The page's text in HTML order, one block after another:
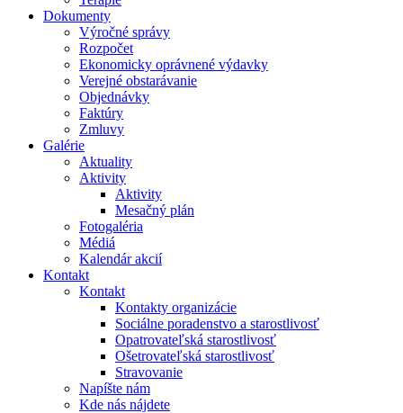
Dokumenty
Výročné správy
Rozpočet
Ekonomicky oprávnené výdavky
Verejné obstarávanie
Objednávky
Faktúry
Zmluvy
Galérie
Aktuality
Aktivity
Aktivity
Mesačný plán
Fotogaléria
Médiá
Kalendár akcií
Kontakt
Kontakt
Kontakty organizácie
Sociálne poradenstvo a starostlivosť
Opatrovateľská starostlivosť
Ošetrovateľská starostlivosť
Stravovanie
Napíšte nám
Kde nás nájdete